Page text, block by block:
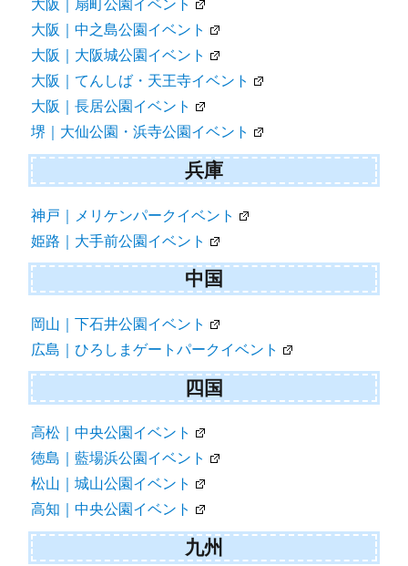
大阪｜扇町公園イベント
大阪｜中之島公園イベント
大阪｜大阪城公園イベント
大阪｜てんしば・天王寺イベント
大阪｜長居公園イベント
堺｜大仙公園・浜寺公園イベント
兵庫
神戸｜メリケンパークイベント
姫路｜大手前公園イベント
中国
岡山｜下石井公園イベント
広島｜ひろしまゲートパークイベント
四国
高松｜中央公園イベント
徳島｜藍場浜公園イベント
松山｜城山公園イベント
高知｜中央公園イベント
九州